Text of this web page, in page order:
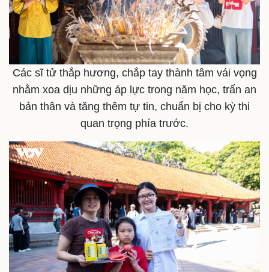
Thể thao
Lịch thi đấu bóng đá
Thế giới thể thao
eSports
Hậu trường
Ô tô - Xe máy
Ô tô
Xe máy
Tư vấn
Các sĩ tử thắp hương, chắp tay thành tâm vái vọng
nhằm xoa dịu những áp lực trong năm học, trấn an
bản thân và tăng thêm tự tin, chuẩn bị cho kỳ thi
quan trọng phía trước.